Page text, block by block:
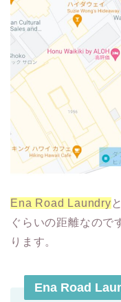
Ena Road Laundry と
ぐらいの距離なので
ります。
Ena Road